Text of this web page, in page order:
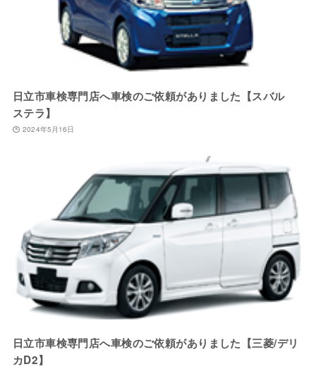
日立市車検専門店へ車検のご依頼がありました【スバル
ステラ】
2024年5月16日
日立市車検専門店へ車検のご依頼がありました【三菱/デリ
カD2】